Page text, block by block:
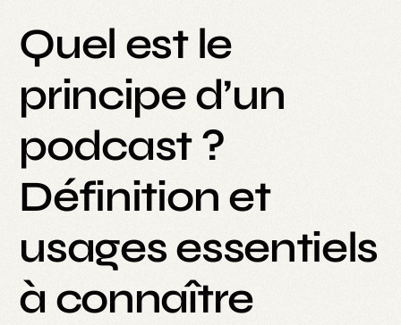
Quel est le
principe d’un
podcast ?
Définition et
usages essentiels
à connaître